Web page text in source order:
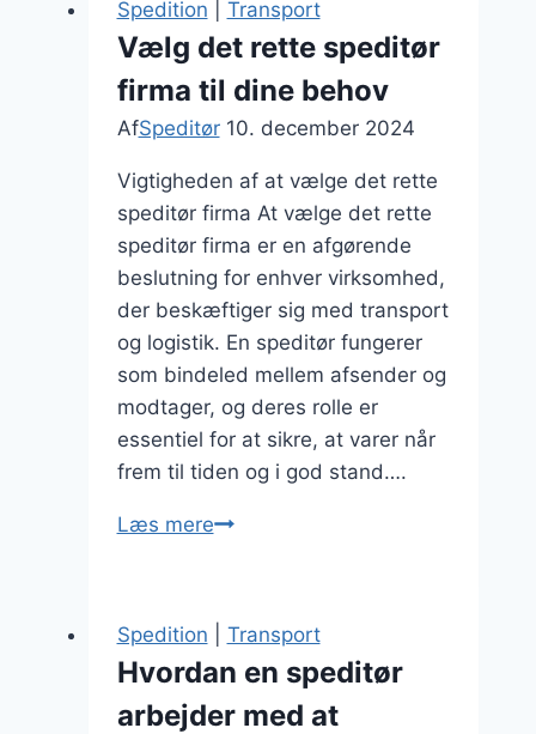
små
virksomheder
Spedition Transport
Vælg det rette speditør
firma til dine behov
AfSpeditør 10. december 2024
Vigtigheden af at vælge det rette
speditør firma At vælge det rette
speditør firma er en afgørende
beslutning for enhver virksomhed,
der beskæftiger sig med transport
og logistik. En speditør fungerer
som bindeled mellem afsender og
modtager, og deres rolle er
essentiel for at sikre, at varer når
frem til tiden og i god stand….
Læs mereVælg
speditør
firma
til
dine
Spedition Transport
Hvordan en speditør
arbejder med at